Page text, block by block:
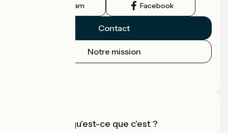
Instagram Facebook
Contact
Notre mission
Accueil Vélo qu'est-ce que c'est ?